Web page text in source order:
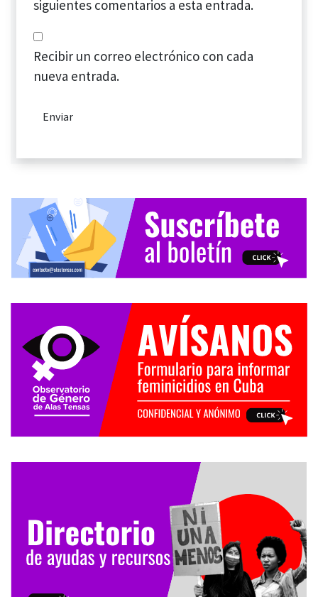
siguientes comentarios a esta entrada.
Recibir un correo electrónico con cada
nueva entrada.